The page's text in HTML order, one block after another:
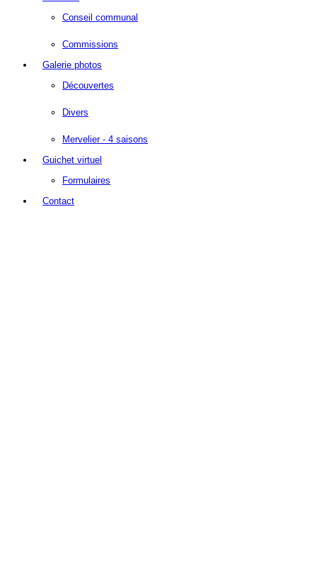
Conseil communal
Commissions
Galerie photos
Découvertes
Divers
Mervelier - 4 saisons
Guichet virtuel
Formulaires
Contact